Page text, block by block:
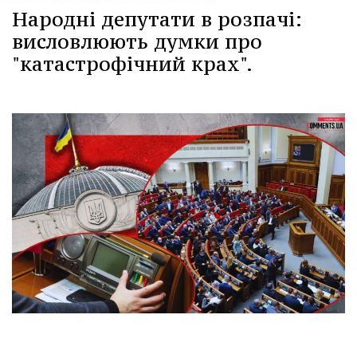
Народні депутати в розпачі:
висловлюють думки про
"катастрофічний крах".